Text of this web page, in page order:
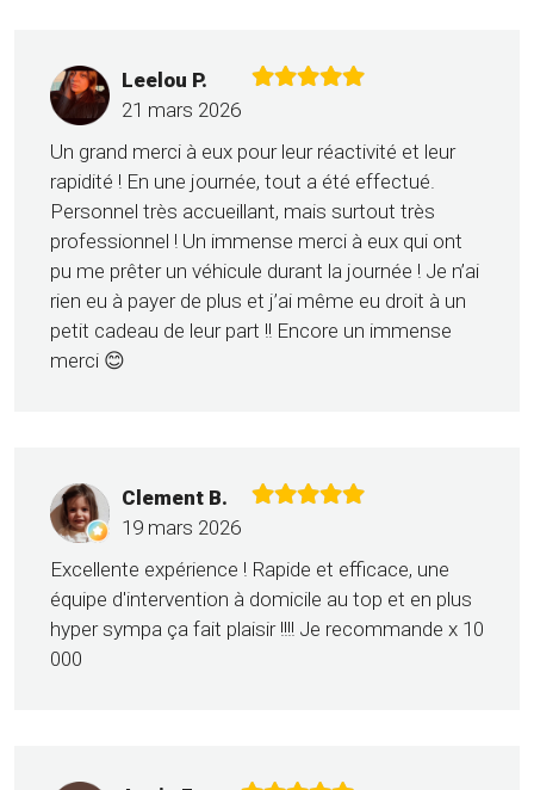
Leelou P.
21 mars 2026
Un grand merci à eux pour leur réactivité et leur
rapidité ! En une journée, tout a été effectué.
Personnel très accueillant, mais surtout très
professionnel ! Un immense merci à eux qui ont
pu me prêter un véhicule durant la journée ! Je n’ai
rien eu à payer de plus et j’ai même eu droit à un
petit cadeau de leur part !! Encore un immense
merci 😊
Clement B.
19 mars 2026
Excellente expérience ! Rapide et efficace, une
équipe d'intervention à domicile au top et en plus
hyper sympa ça fait plaisir !!!! Je recommande x 10
000